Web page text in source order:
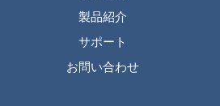
製品紹介
サポート
お問い合わせ